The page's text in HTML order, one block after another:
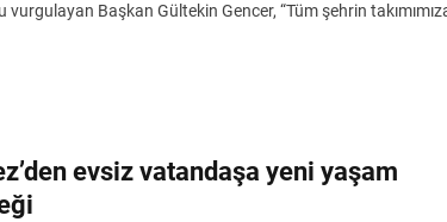
Başkan Gültekin Gencer, “Tüm şehrin
evsiz vatandaşa yeni yaşam